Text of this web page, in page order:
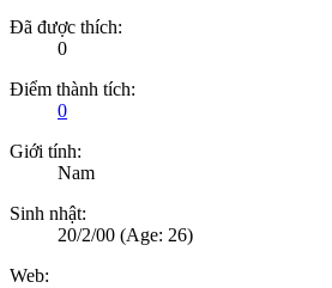
Đã được thích:
0
Điểm thành tích:
0
Giới tính:
Nam
Sinh nhật:
20/2/00 (Age: 26)
Web: